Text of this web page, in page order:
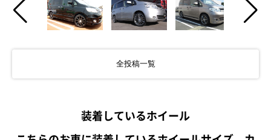
全投稿一覧
装着しているホイール